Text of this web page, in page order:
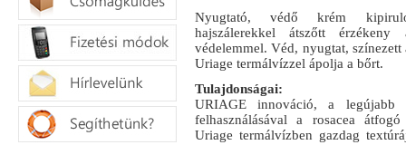
Nyugtató, védő krém
hajszálerekkel átszőtt érzékeny
védelemmel. Véd, nyugtat,
Uriage termálvízzel ápolja a bőrt.
Tulajdonságai:
URIAGE innováció, a legújabb
felhasználásával a rosacea átfogó
Uriage termálvízben gazdag